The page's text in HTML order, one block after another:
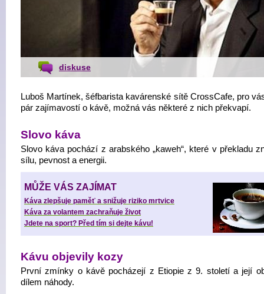
diskuse
Luboš Martínek, šéfbarista kavárenské sítě CrossCafe, pro
pár zajímavostí o kávě, možná vás některé z nich překvapí.
Slovo káva
Slovo káva pochází z arabského „kaweh“, které v překladu
sílu, pevnost a energii.
MŮŽE VÁS ZAJÍMAT
Káva zlepšuje paměť a snižuje riziko mrtvice
Káva za volantem zachraňuje život
Jdete na sport? Před tím si dejte kávu!
Kávu objevily kozy
První zmínky o kávě pocházejí z Etiopie z 9. století a její
dílem náhody.